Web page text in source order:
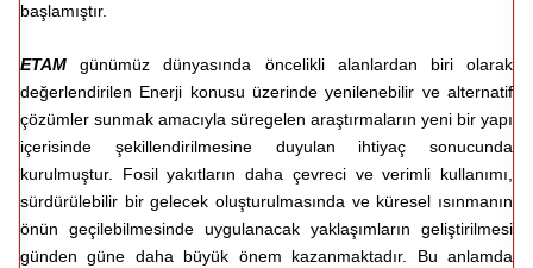
başlamıştır.
ETAM günümüz dünyasında öncelikli alanlardan biri olarak
değerlendirilen Enerji konusu üzerinde yenilenebilir ve alternatif
çözümler sunmak amacıyla süregelen araştırmaların yeni bir yapı
içerisinde şekillendirilmesine duyulan ihtiyaç sonucunda
kurulmuştur. Fosil yakıtların daha çevreci ve verimli kullanımı,
sürdürülebilir bir gelecek oluşturulmasında ve küresel ısınmanın
önün geçilebilmesinde uygulanacak yaklaşımların geliştirilmesi
günden güne daha büyük önem kazanmaktadır. Bu anlamda